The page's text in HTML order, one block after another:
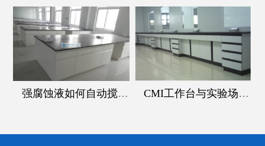
强腐蚀液如何自动搅拌，搅拌工作站解难题 CMI工作台与实验场景的匹配度